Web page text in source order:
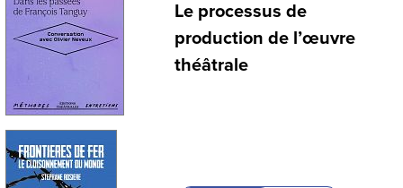
Le processus de
production de l’œuvre
théâtrale